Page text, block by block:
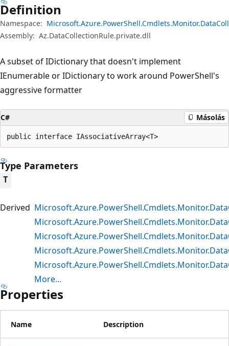
Definition
Namespace:
Assembly: Az.DataCollectionRule.private.dll
A subset of IDictionary that doesn't implement
IEnumerable or IDictionary to work around PowerShell's
aggressive formatter
C# Másolás
public interface IAssociativeArray<T>
Type Parameters
T
Derived
More…
Properties
Name Description